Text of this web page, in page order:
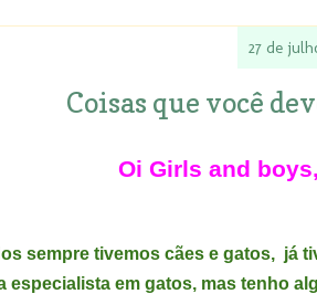
27 de
Coisas que você
Oi Girls and
sempre tivemos cães e gatos, já
especialista em gatos, mas tenho